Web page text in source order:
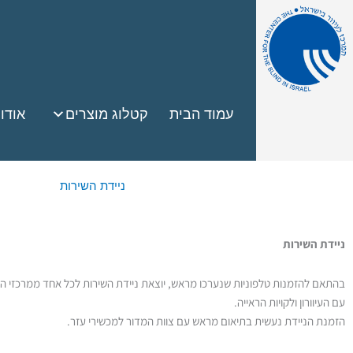
עמוד הבית קטלוג מוצרים
ניידת השירות
ניידת השירות
בהתאם להזמנות טלפוניות שנערכו מראש, יוצאת ניידת השירות לכל אחד ממרכזי
עם העיוורון ולקויות הראייה.
הזמנת הניידת נעשית בתיאום מראש עם צוות המדור למכשירי עזר.